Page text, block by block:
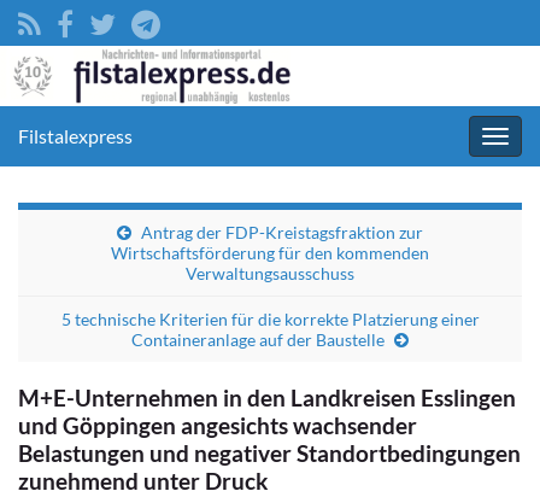
Filstalexpress
Antrag der FDP-Kreistagsfraktion zur
Wirtschaftsförderung für den kommenden
Verwaltungsausschuss
5 technische Kriterien für die korrekte Platzierung einer
Containeranlage auf der Baustelle
M+E-Unternehmen in den Landkreisen Esslingen
und Göppingen angesichts wachsender
Belastungen und negativer Standortbedingungen
zunehmend unter Druck